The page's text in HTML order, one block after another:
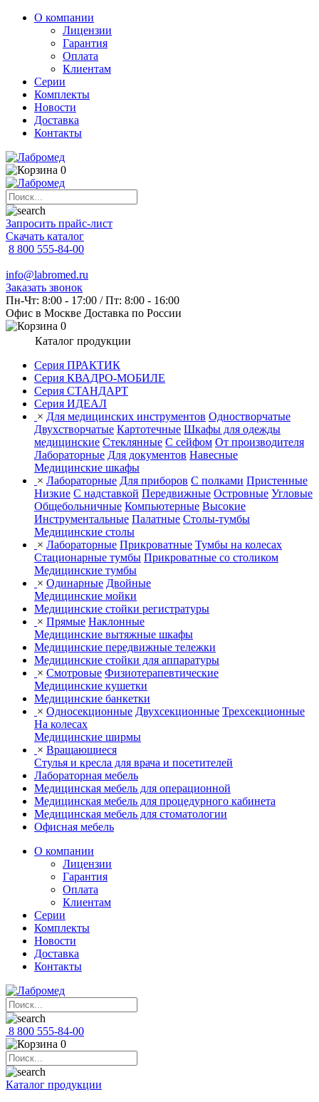
О компании
Лицензии
Гарантия
Оплата
Клиентам
Серии
Комплекты
Новости
Доставка
Контакты
0
Запросить прайс-лист
Скачать каталог
8 800 555-84-00
info@labromed.ru
Заказать звонок
Пн-Чт: 8:00 - 17:00 / Пт: 8:00 - 16:00
Офис в Москве Доставка по России
0
Каталог продукции
Серия ПРАКТИК
Серия КВАДРО-МОБИЛЕ
Серия СТАНДАРТ
Серия ИДЕАЛ
× Для медицинских инструментов Одностворчатые
Двухстворчатые Картотечные Шкафы для одежды
медицинские Стеклянные С сейфом От производителя
Лабораторные Для документов Навесные
Медицинские шкафы
× Лабораторные Для приборов С полками Пристенные
Низкие С надставкой Передвижные Островные Угловые
Общебольничные Компьютерные Высокие
Инструментальные Палатные Столы-тумбы
Медицинские столы
× Лабораторные Прикроватные Тумбы на колесах
Стационарные тумбы Прикроватные со столиком
Медицинские тумбы
× Одинарные Двойные
Медицинские мойки
Медицинские стойки регистратуры
× Прямые Наклонные
Медицинские вытяжные шкафы
Медицинские передвижные тележки
Медицинские стойки для аппаратуры
× Смотровые Физиотерапевтические
Медицинские кушетки
Медицинские банкетки
× Односекционные Двухсекционные Трехсекционные
На колесах
Медицинские ширмы
× Вращающиеся
Стулья и кресла для врача и посетителей
Лабораторная мебель
Медицинская мебель для операционной
Медицинская мебель для процедурного кабинета
Медицинская мебель для стоматологии
Офисная мебель
О компании
Лицензии
Гарантия
Оплата
Клиентам
Серии
Комплекты
Новости
Доставка
Контакты
8 800 555-84-00
0
Каталог продукции